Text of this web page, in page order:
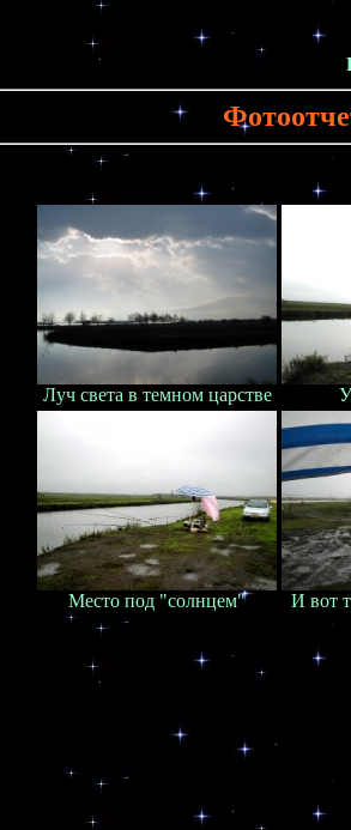
Луч света в темном царстве
Место под "солнцем" И вот